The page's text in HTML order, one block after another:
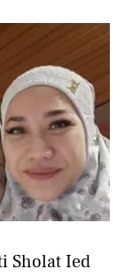
Sholat Ied